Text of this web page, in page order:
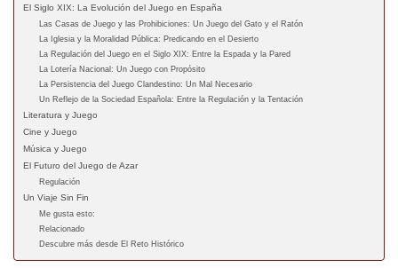
El Siglo XIX: La Evolución del Juego en España
Las Casas de Juego y las Prohibiciones: Un Juego del Gato y el Ratón
La Iglesia y la Moralidad Pública: Predicando en el Desierto
La Regulación del Juego en el Siglo XIX: Entre la Espada y la Pared
La Lotería Nacional: Un Juego con Propósito
La Persistencia del Juego Clandestino: Un Mal Necesario
Un Reflejo de la Sociedad Española: Entre la Regulación y la Tentación
Literatura y Juego
Cine y Juego
Música y Juego
El Futuro del Juego de Azar
Regulación
Un Viaje Sin Fin
Me gusta esto:
Relacionado
Descubre más desde El Reto Histórico